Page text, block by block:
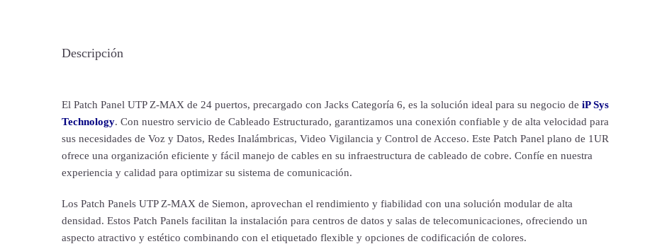
Descripción
El Patch Panel UTP Z-MAX de 24 puertos, precargado con Jacks Categoría 6, es la solución ideal para su negocio de iP Sys
Technology. Con nuestro servicio de Cableado Estructurado, garantizamos una conexión confiable y de alta velocidad para
sus necesidades de Voz y Datos, Redes Inalámbricas, Video Vigilancia y Control de Acceso. Este Patch Panel plano de 1UR
ofrece una organización eficiente y fácil manejo de cables en su infraestructura de cableado de cobre. Confíe en nuestra
experiencia y calidad para optimizar su sistema de comunicación.
Los Patch Panels UTP Z-MAX de Siemon, aprovechan el rendimiento y fiabilidad con una solución modular de alta
densidad. Estos Patch Panels facilitan la instalación para centros de datos y salas de telecomunicaciones, ofreciendo un
aspecto atractivo y estético combinando con el etiquetado flexible y opciones de codificación de colores.